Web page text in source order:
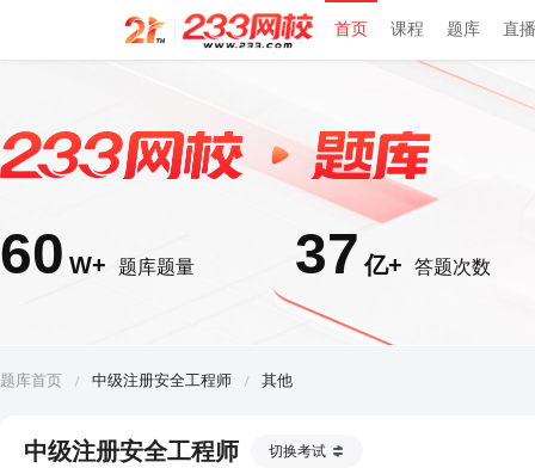
首页 课程 题库 直
60 W+ 题库题量 37 亿+ 答题次数
题库首页 中级注册安全工程师 其他
中级注册安全工程师 切换考试